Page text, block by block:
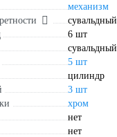
механизм
сувальдный
6 шт
сувальдный
5 шт
цилиндр
3 шт
хром
нет
нет